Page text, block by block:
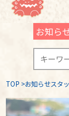
お知ら
TOP >お知らせスタ